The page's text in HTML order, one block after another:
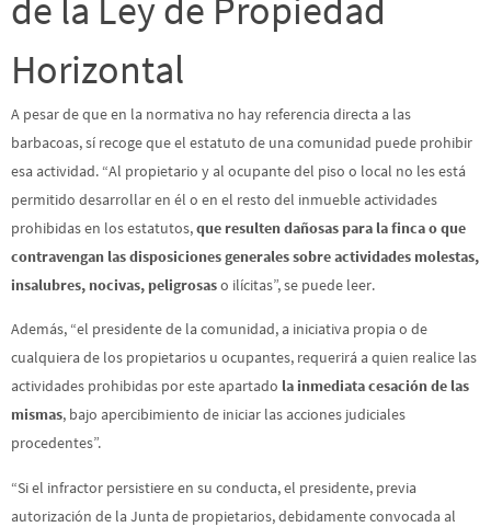
de la Ley de Propiedad
Horizontal
A pesar de que en la normativa no hay referencia directa a las
barbacoas, sí recoge que el estatuto de una comunidad puede prohibir
esa actividad. “Al propietario y al ocupante del piso o local no les está
permitido desarrollar en él o en el resto del inmueble actividades
prohibidas en los estatutos,que resulten dañosas para la finca o que
contravengan las disposiciones generales sobre actividades molestas,
insalubres, nocivas, peligrosaso ilícitas”, se puede leer.
Además, “el presidente de la comunidad, a iniciativa propia o de
cualquiera de los propietarios u ocupantes, requerirá a quien realice las
actividades prohibidas por este apartado la inmediata cesación de las
mismas, bajo apercibimiento de iniciar las acciones judiciales
procedentes”.
“Si el infractor persistiere en su conducta, el presidente, previa
autorización de la Junta de propietarios, debidamente convocada al